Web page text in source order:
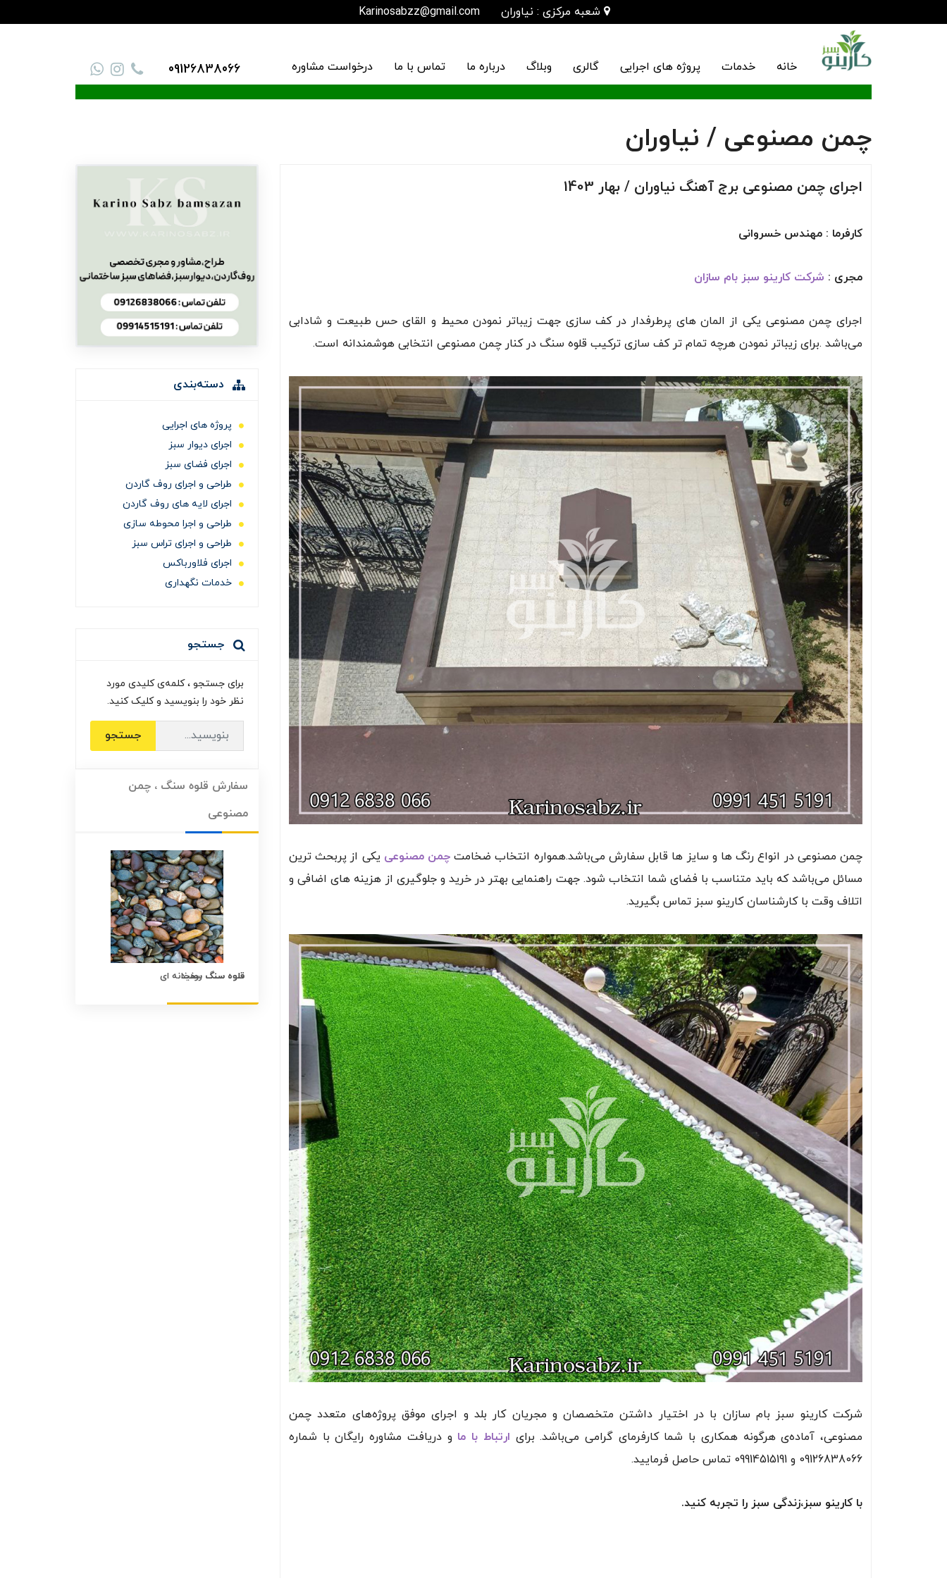
شعبه مرکزی : نیاوران Karinosabzz@gmail.com
خانه خدمات پروژه های اجرایی گالری وبلاگ درباره ما تماس با ما درخواست مشاوره 09126838066
چمن مصنوعی / نیاوران
اجرای چمن مصنوعی برج آهنگ نیاوران / بهار 1403
کارفرما : مهندس خسروانی
مجری : شرکت کارینو سبز بام سازان
اجرای چمن مصنوعی یکی از المان های پرطرفدار در کف سازی جهت زیباتر نمودن محیط و القای حس طبیعت و شادابی
می‌باشد .برای زیباتر نمودن هرچه تمام تر کف سازی ترکیب قلوه سنگ در کنار چمن مصنوعی انتخابی هوشمندانه است.
چمن مصنوعی در انواع رنگ ها و سایز ها قابل سفارش می‌باشد.همواره انتخاب ضخامت چمن مصنوعی یکی از پربحث ترین
مسائل می‌باشد که باید متناسب با فضای شما انتخاب شود. جهت راهنمایی بهتر در خرید و جلوگیری از هزینه های اضافی و
اتلاف وقت با کارشناسان کارینو سبز تماس بگیرید.
شرکت کارینو سبز بام سازان با در اختیار داشتن متخصصان و مجریان کار بلد و اجرای موفق پروژه‌های متعدد چمن
مصنوعی، آماده‌ی هرگونه همکاری با شما کارفرمای گرامی می‌باشد. برای ارتباط با ما و دریافت مشاوره رایگان با شماره
09126838066 و 09914515191 تماس حاصل فرمایید.
با کارینو سبز،زندگی سبز را تجربه کنید.
دسته‌بندی
پروژه های اجرایی
اجرای دیوار سبز
اجرای فضای سبز
طراحی و اجرای روف گاردن
اجرای لایه های روف گاردن
طراحی و اجرا محوطه سازی
طراحی و اجرای تراس سبز
اجرای فلاورباکس
خدمات نگهداری
جستجو
برای جستجو ، کلمه‌ی کلیدی مورد
نظر خود را بنویسید و کلیک کنید.
جستجو
سفارش قلوه سنگ ، چمن
مصنوعی
قلوه سنگ رنگی چمن مصنوعی قلوه سنگ رودخانه ای قلوه سنگ سفید